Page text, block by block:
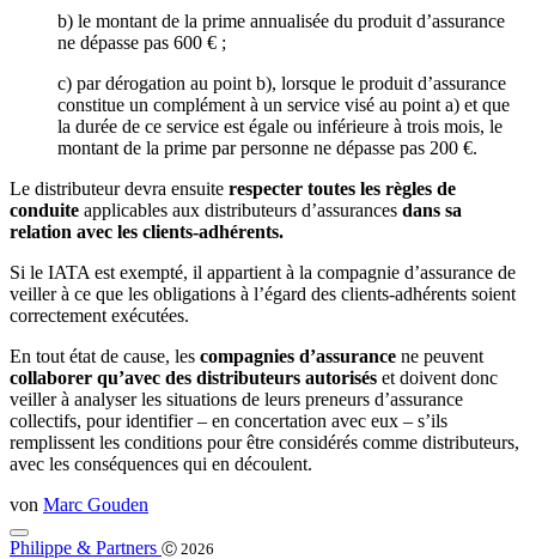
b) le montant de la prime annualisée du produit d’assurance
ne dépasse pas 600 € ;
c) par dérogation au point b), lorsque le produit d’assurance
constitue un complément à un service visé au point a) et que
la durée de ce service est égale ou inférieure à trois mois, le
montant de la prime par personne ne dépasse pas 200 €.
Le distributeur devra ensuite respecter toutes les règles de
conduite applicables aux distributeurs d’assurances dans sa
relation avec les clients-adhérents.
Si le IATA est exempté, il appartient à la compagnie d’assurance de
veiller à ce que les obligations à l’égard des clients-adhérents soient
correctement exécutées.
En tout état de cause, les compagnies d’assurance ne peuvent
collaborer qu’avec des distributeurs autorisés et doivent donc
veiller à analyser les situations de leurs preneurs d’assurance
collectifs, pour identifier – en concertation avec eux – s’ils
remplissent les conditions pour être considérés comme distributeurs,
avec les conséquences qui en découlent.
von Marc Gouden
Philippe & Partners Ⓒ 2026